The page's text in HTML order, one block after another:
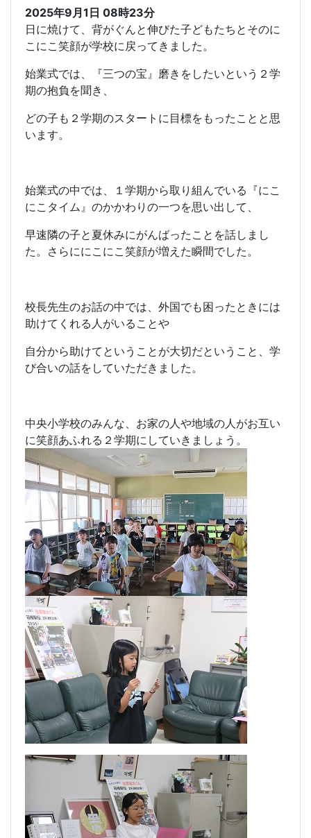
2025年9月1日 08時23分
日に焼けて、背がぐんと伸びた子どもたちとそのに
こにこ笑顔が学校に戻ってきました。
始業式では、『三つの宝』磨きをしたいという２学
期の抱負を聞き、
どの子も２学期のスタートに目標をもったことと思
います。
始業式の中では、１学期から取り組んでいる『にこ
にこタイム』のかかわりの一つを思い出して、
早速隣の子と夏休みにがんばったことを話しまし
た。さらににこにこ笑顔が増えた瞬間でした。
校長先生のお話の中では、外国でも困ったときには
助けてくれる人がいることや
自分から助けてということが大切だということ、学
び合いの話をしていただきました。
中央小学校のみんな、お家の人や地域の人がお互い
に笑顔あふれる２学期にしていきましょう。